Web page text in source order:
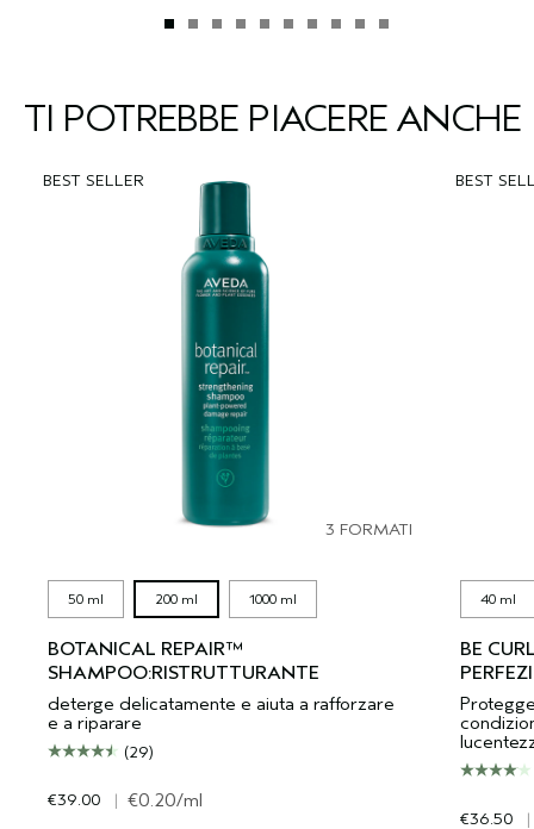
TI POTREBBE PIACERE ANCHE
BEST SELLER
3 FORMATI
50 ml 200 ml 1000 ml
BOTANICAL REPAIR™
SHAMPOO:RISTRUTTURANTE
deterge delicatamente e aiuta a rafforzare
e a riparare
(29)
€39.00 | €0.20/ml
BEST
40 ml
BE
€36.50 |